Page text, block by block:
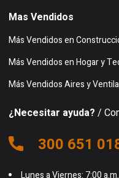
Mas Vendidos
Más Vendidos en
Más Vendidos en Hogar y
Más Vendidos Aires y
¿Necesitar ayuda? /
300 651
Lunes a Viernes: 7:00